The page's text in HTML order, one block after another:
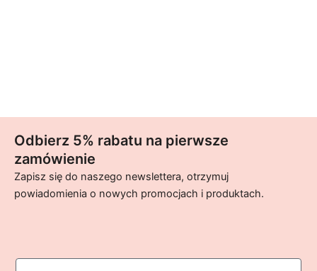
Odbierz 5% rabatu na pierwsze
zamówienie
Zapisz się do naszego newslettera, otrzymuj
powiadomienia o nowych promocjach i produktach.
imie